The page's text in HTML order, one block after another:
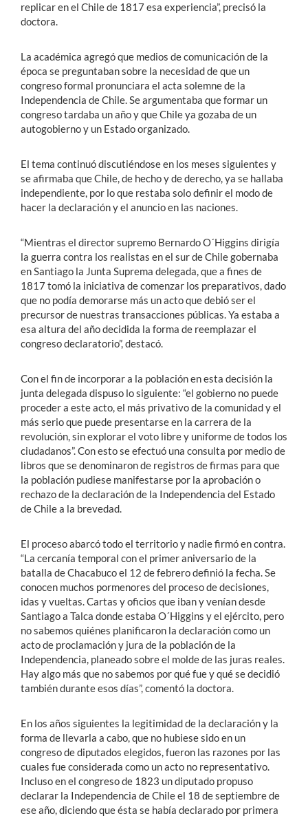
replicar en el Chile de 1817 esa experiencia”, precisó la
doctora.
La académica agregó que medios de comunicación de la
época se preguntaban sobre la necesidad de que un
congreso formal pronunciara el acta solemne de la
Independencia de Chile. Se argumentaba que formar un
congreso tardaba un año y que Chile ya gozaba de un
autogobierno y un Estado organizado.
El tema continuó discutiéndose en los meses siguientes y
se afirmaba que Chile, de hecho y de derecho, ya se hallaba
independiente, por lo que restaba solo definir el modo de
hacer la declaración y el anuncio en las naciones.
“Mientras el director supremo Bernardo O´Higgins dirigía
la guerra contra los realistas en el sur de Chile gobernaba
en Santiago la Junta Suprema delegada, que a fines de
1817 tomó la iniciativa de comenzar los preparativos, dado
que no podía demorarse más un acto que debió ser el
precursor de nuestras transacciones públicas. Ya estaba a
esa altura del año decidida la forma de reemplazar el
congreso declaratorio”, destacó.
Con el fin de incorporar a la población en esta decisión la
junta delegada dispuso lo siguiente: “el gobierno no puede
proceder a este acto, el más privativo de la comunidad y el
más serio que puede presentarse en la carrera de la
revolución, sin explorar el voto libre y uniforme de todos los
ciudadanos”. Con esto se efectuó una consulta por medio de
libros que se denominaron de registros de firmas para que
la población pudiese manifestarse por la aprobación o
rechazo de la declaración de la Independencia del Estado
de Chile a la brevedad.
El proceso abarcó todo el territorio y nadie firmó en contra.
“La cercanía temporal con el primer aniversario de la
batalla de Chacabuco el 12 de febrero definió la fecha. Se
conocen muchos pormenores del proceso de decisiones,
idas y vueltas. Cartas y oficios que iban y venían desde
Santiago a Talca donde estaba O´Higgins y el ejército, pero
no sabemos quiénes planificaron la declaración como un
acto de proclamación y jura de la población de la
Independencia, planeado sobre el molde de las juras reales.
Hay algo más que no sabemos por qué fue y qué se decidió
también durante esos días”, comentó la doctora.
En los años siguientes la legitimidad de la declaración y la
forma de llevarla a cabo, que no hubiese sido en un
congreso de diputados elegidos, fueron las razones por las
cuales fue considerada como un acto no representativo.
Incluso en el congreso de 1823 un diputado propuso
declarar la Independencia de Chile el 18 de septiembre de
ese año, diciendo que ésta se había declarado por primera